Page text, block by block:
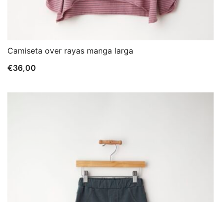
Camiseta over rayas manga larga
€36,00